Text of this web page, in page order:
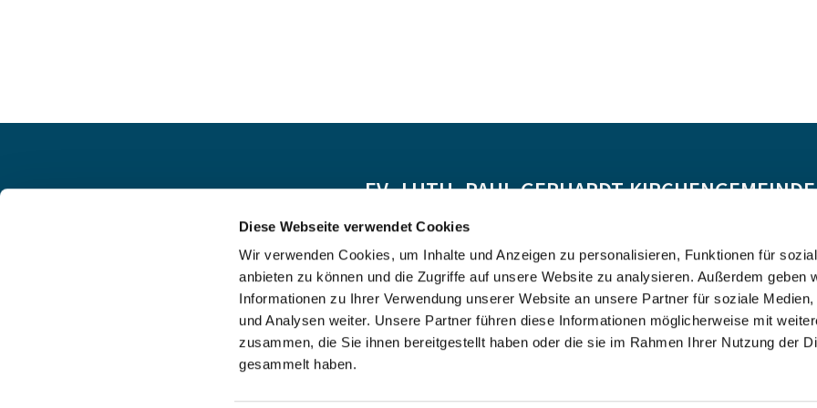
Diese Webseite verwendet Cookies
Wir verwenden Cookies, um Inhalte und Anzeigen zu personalisieren, Funktionen für
anbieten zu können und die Zugriffe auf unsere Website zu analysieren. Außerdem geben
Informationen zu Ihrer Verwendung unserer Website an unsere Partner für soziale Medien,
und Analysen weiter. Unsere Partner führen diese Informationen möglicherweise mit
zusammen, die Sie ihnen bereitgestellt haben oder die sie im Rahmen Ihrer Nutzung der
gesammelt haben.
EV.-LUTH. PAUL-GERHARDT-
Spendenkonto:
DE55 5206 0410 0706 4634 01, Evangelische Bank
Kontoinhaber: Ev.-Luth. Kirchenkreis Altholstein